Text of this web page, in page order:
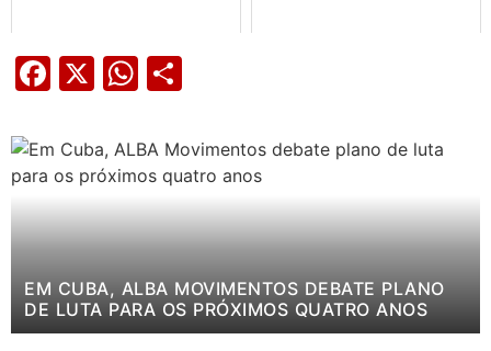
Facebook
X WhatsApp
EM CUBA, ALBA MOVIMENTOS DEBATE PLANO
DE LUTA PARA OS PRÓXIMOS QUATRO ANOS